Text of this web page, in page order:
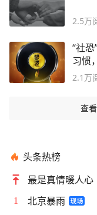
2.5万
“社
习惯
2.1万
查
头条热榜
最是真情暖人心
1 北京暴雨